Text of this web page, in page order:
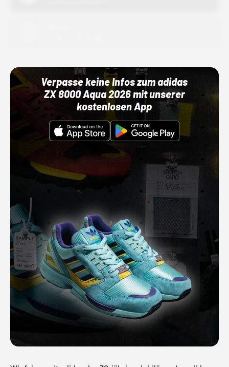
Verpasse keine Infos zum adidas
ZX 8000 Aqua 2026 mit unserer
kostenlosen App